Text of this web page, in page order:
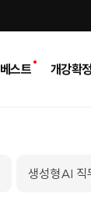
베스트 개강확정
생성형AI 직